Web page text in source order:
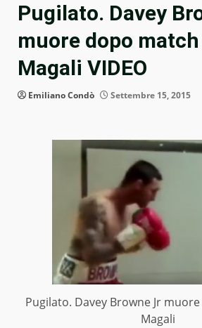
Pugilato. Davey
muore dopo
Magali VIDEO
Emiliano Condò Settembre 15, 2015
Pugilato. Davey Browne Jr
Magali